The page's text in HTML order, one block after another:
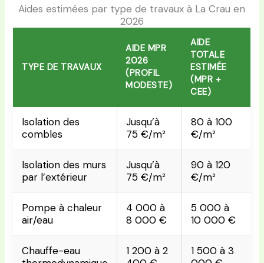
Aides estimées par type de travaux à La Crau en
2026
TYPE DE TRAVAUX
AIDE MPR
2026
(PROFIL
MODESTE)
AIDE
TOTALE
ESTIMÉE
(MPR +
CEE)
Isolation des
combles
Jusqu’à
75 €/m²
80 à 100
€/m²
Isolation des murs
par l’extérieur
Jusqu’à
75 €/m²
90 à 120
€/m²
Pompe à chaleur
air/eau
4 000 à
8 000 €
5 000 à
10 000 €
Chauffe-eau
1 200 à 2
1 500 à 3